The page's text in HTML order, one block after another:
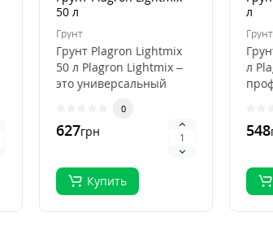
50 л
Грунт
Грунт Plagron Lightmix
50 л Plagron Lightmix –
это универсальный
выращивания..
0
627грн
Купить
л
Грунт
л
548